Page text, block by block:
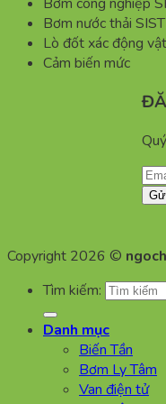
Bơm nước thải
Lò đốt xác động vật
Cảm biến mức
Copyright 2026 ©
Tìm kiếm:
Danh mục
Biến Tần
Bơm Ly Tâm
Van điện tử